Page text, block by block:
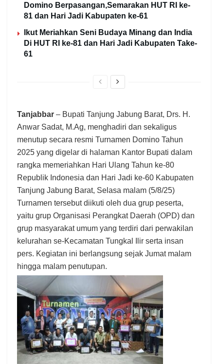
Domino Berpasangan,Semarakan HUT RI ke-
81 dan Hari Jadi Kabupaten ke-61
Ikut Meriahkan Seni Budaya Minang dan India
Di HUT RI ke-81 dan Hari Jadi Kabupaten Take-
61
Tanjabbar – Bupati Tanjung Jabung Barat, Drs. H.
Anwar Sadat, M.Ag, menghadiri dan sekaligus
menutup secara resmi Turnamen Domino Tahun
2025 yang digelar di halaman Kantor Bupati dalam
rangka memeriahkan Hari Ulang Tahun ke-80
Republik Indonesia dan Hari Jadi ke-60 Kabupaten
Tanjung Jabung Barat, Selasa malam (5/8/25)
Turnamen tersebut diikuti oleh dua grup peserta,
yaitu grup Organisasi Perangkat Daerah (OPD) dan
grup masyarakat umum yang terdiri dari perwakilan
kelurahan se-Kecamatan Tungkal Ilir serta insan
pers. Kegiatan ini berlangsung sejak Jumat malam
hingga malam penutupan.